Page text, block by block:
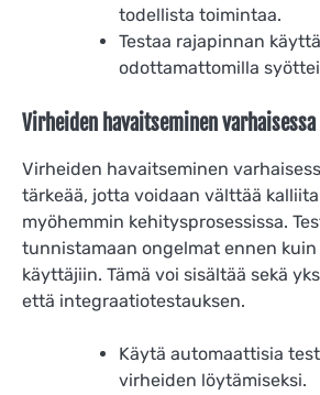
todellista toimintaa.
Testaa rajapinnan
odottamattomilla
Virheiden havaitseminen varhaisessa
Virheiden havaitseminen
tärkeää, jotta voidaan välttää
myöhemmin kehitysprosessissa.
tunnistamaan ongelmat ennen
käyttäjiin. Tämä voi sisältää sekä
että integraatiotestauksen.
Käytä automaattisia
virheiden löytämiseksi.